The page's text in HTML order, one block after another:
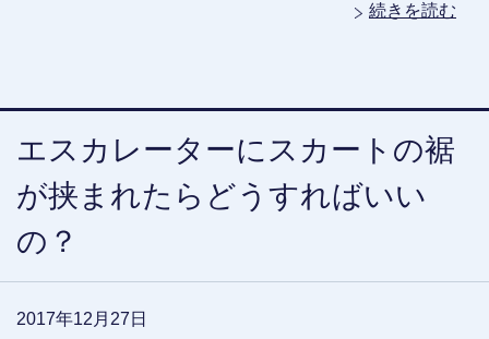
続きを読む
エスカレーターにスカートの裾
が挟まれたらどうすればいい
の？
2017年12月27日